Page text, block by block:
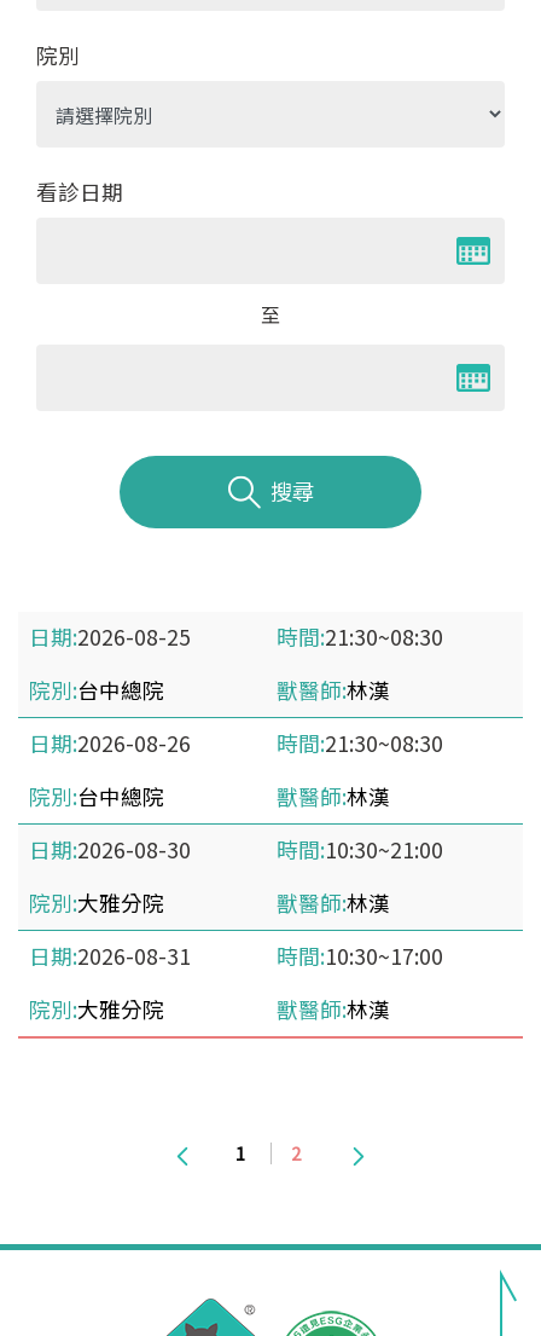
院別
看診日期
至
搜尋
2026-08-25
21:30~08:30
台中總院
林漢
2026-08-26
21:30~08:30
台中總院
林漢
2026-08-30
10:30~21:00
大雅分院
林漢
2026-08-31
10:30~17:00
大雅分院
林漢
1 2